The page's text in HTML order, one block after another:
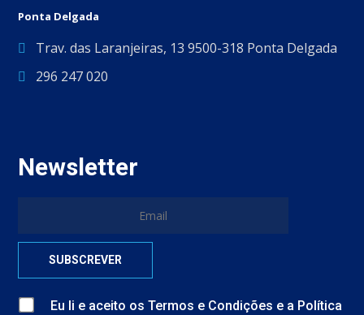
Ponta Delgada
Trav. das Laranjeiras, 13 9500-318 Ponta Delgada
296 247 020
Newsletter
Eu li e aceito osTermos e Condições e a Política